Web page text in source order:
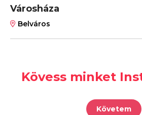
Városháza
Belváros
Kövess minket
Követem